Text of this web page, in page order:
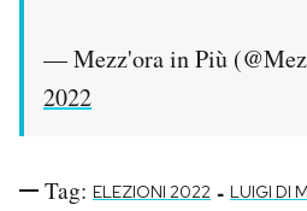
— Mezz'ora in Più
2022
Tag: ELEZIONI 2022 - LUIGI DI